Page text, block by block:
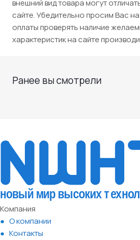
внешний вид товара могут
сайте. Убедительно просим Вас
оплаты проверять наличие
характеристик на сайте
Ранее вы смотрели
Компания
О компании
Контакты